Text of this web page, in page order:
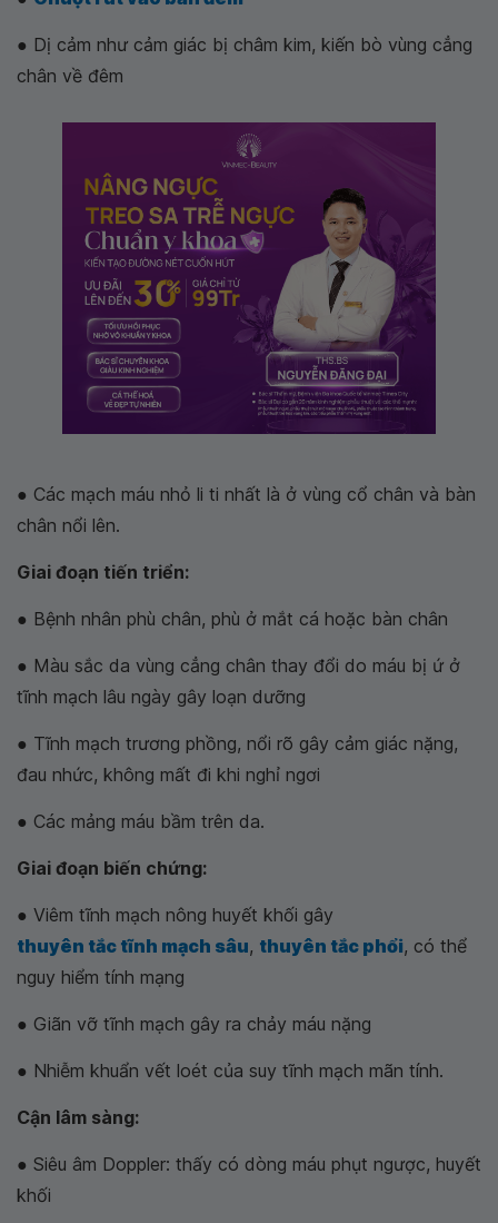
● Dị cảm như cảm giác bị châm kim, kiến bò vùng cẳng
chân về đêm
● Các mạch máu nhỏ li ti nhất là ở vùng cổ chân và bàn
chân nổi lên.
Giai đoạn tiến triển:
● Bệnh nhân phù chân, phù ở mắt cá hoặc bàn chân
● Màu sắc da vùng cẳng chân thay đổi do máu bị ứ ở
tĩnh mạch lâu ngày gây loạn dưỡng
● Tĩnh mạch trương phồng, nổi rõ gây cảm giác nặng,
đau nhức, không mất đi khi nghỉ ngơi
● Các mảng máu bầm trên da.
Giai đoạn biến chứng:
● Viêm tĩnh mạch nông huyết khối gây
thuyên tắc tĩnh mạch sâu, thuyên tắc phổi, có thể
nguy hiểm tính mạng
● Giãn vỡ tĩnh mạch gây ra chảy máu nặng
● Nhiễm khuẩn vết loét của suy tĩnh mạch mãn tính.
Cận lâm sàng:
● Siêu âm Doppler: thấy có dòng máu phụt ngược, huyết
khối